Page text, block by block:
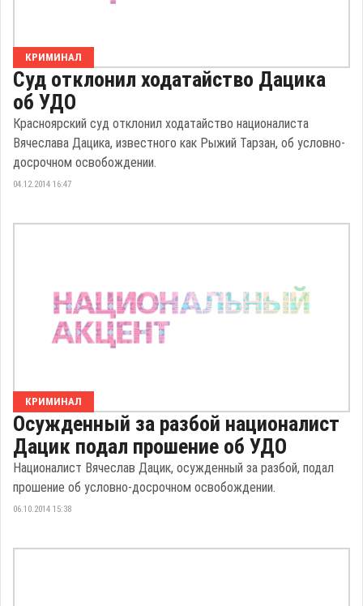
КРИМИНАЛ
Суд отклонил ходатайство Дацика
об УДО
Красноярский суд отклонил ходатайство националиста
Вячеслава Дацика, известного как Рыжий Тарзан, об условно-
досрочном освобождении.
04.12.2014 16:47
КРИМИНАЛ
Осужденный за разбой националист
Дацик подал прошение об УДО
Националист Вячеслав Дацик, осужденный за разбой, подал
прошение об условно-досрочном освобождении.
06.10.2014 15:38